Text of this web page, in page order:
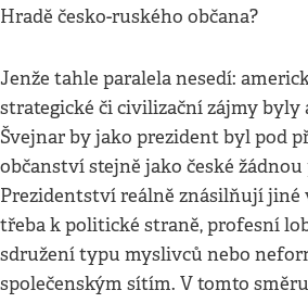
Hradě česko-ruského občana?
Jenže tahle paralela nesedí:
strategické či civilizační zájmy byly
Švejnar by jako prezident byl pod
občanství stejně jako české
Prezidentství reálně znásilňují jiné
třeba k politické straně, profesní
sdružení typu myslivců nebo
společenským sítím. V tomto